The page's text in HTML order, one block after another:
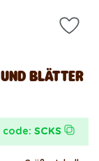
BLÄTTER
code: SCKS